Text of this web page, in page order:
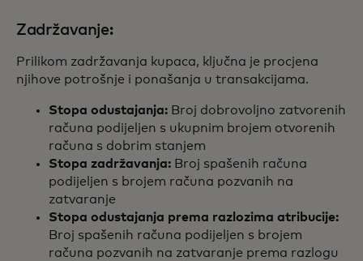
Zadržavanje:
Prilikom zadržavanja kupaca, ključna je procjena
njihove potrošnje i ponašanja u transakcijama.
Stopa odustajanja: Broj dobrovoljno zatvorenih
računa podijeljen s ukupnim brojem otvorenih
računa s dobrim stanjem
Stopa zadržavanja: Broj spašenih računa
podijeljen s brojem računa pozvanih na
zatvaranje
Stopa odustajanja prema razlozima atribucije:
Broj spašenih računa podijeljen s brojem
računa pozvanih na zatvaranje prema razlogu